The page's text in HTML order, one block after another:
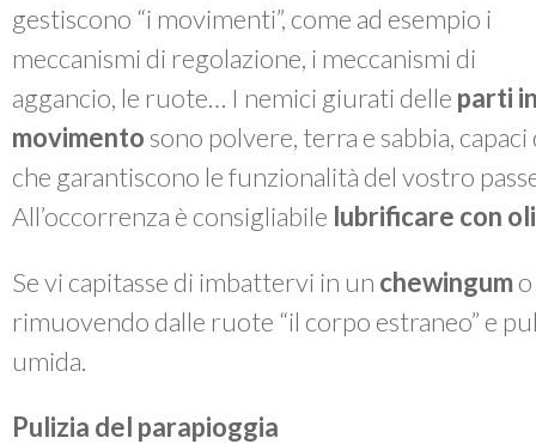
gestiscono “i movimenti”, come ad esempio i
meccanismi di regolazione, i meccanismi di
aggancio, le ruote… I nemici giurati delle parti
movimento sono polvere, terra e sabbia,
che garantiscono le funzionalità del vostro
All’occorrenza è consigliabile lubrificare con
Se vi capitasse di imbattervi in un chewingumo
rimuovendo dalle ruote “il corpo estraneo” e
umida.
Pulizia del parapioggia